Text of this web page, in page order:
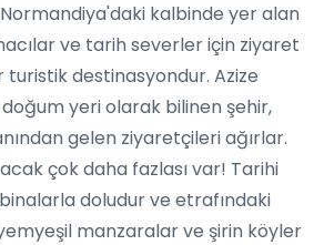
kalbinde yer alan
ve tarih severler için ziyaret
destinasyondur. Azize
yeri olarak bilinen şehir,
gelen ziyaretçileri ağırlar.
çok daha fazlası var! Tarihi
doludur ve etrafındaki
yemyeşil manzaralar ve şirin köyler